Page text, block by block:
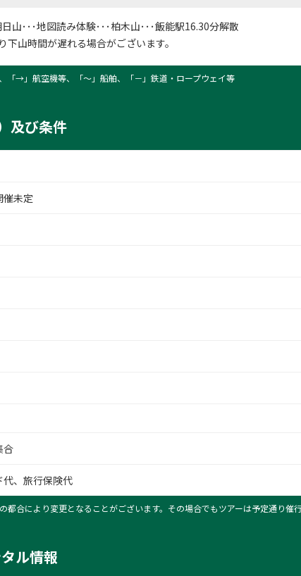
山･･･地図読み体験･･･柏木山･･･飯能駅16.30分解散
山時間が遅れる場合がございます。
「→」航空機等、「〜」船舶、「－」鉄道・ロープウェイ等
及び条件
催未定
合
代、旅行保険代
合により変更となることがございます。その場合でもツアーは予定通り催
ル情報